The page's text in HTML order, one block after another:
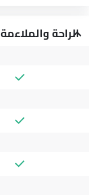
الراحة والملاءمة